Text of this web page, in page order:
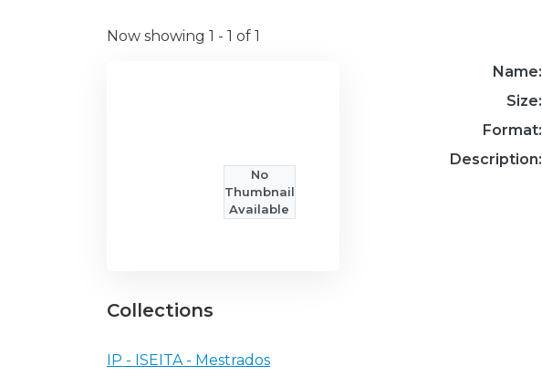
Now showing 1 - 1 of 1
No
Thumbnail
Available
Name:
Size:
Format:
Description:
Collections
IP - ISEITA - Mestrados